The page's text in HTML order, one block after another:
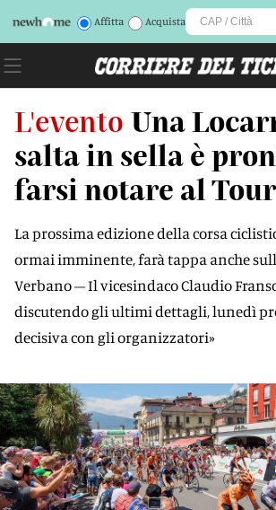
Affitta Acquista
L'evento Una
salta in sella è
farsi notare al Tour
La prossima edizione della corsa
ormai imminente, farà tappa anche
Verbano – Il vicesindaco Claudio
discutendo gli ultimi dettagli, lunedì
decisiva con gli organizzatori»